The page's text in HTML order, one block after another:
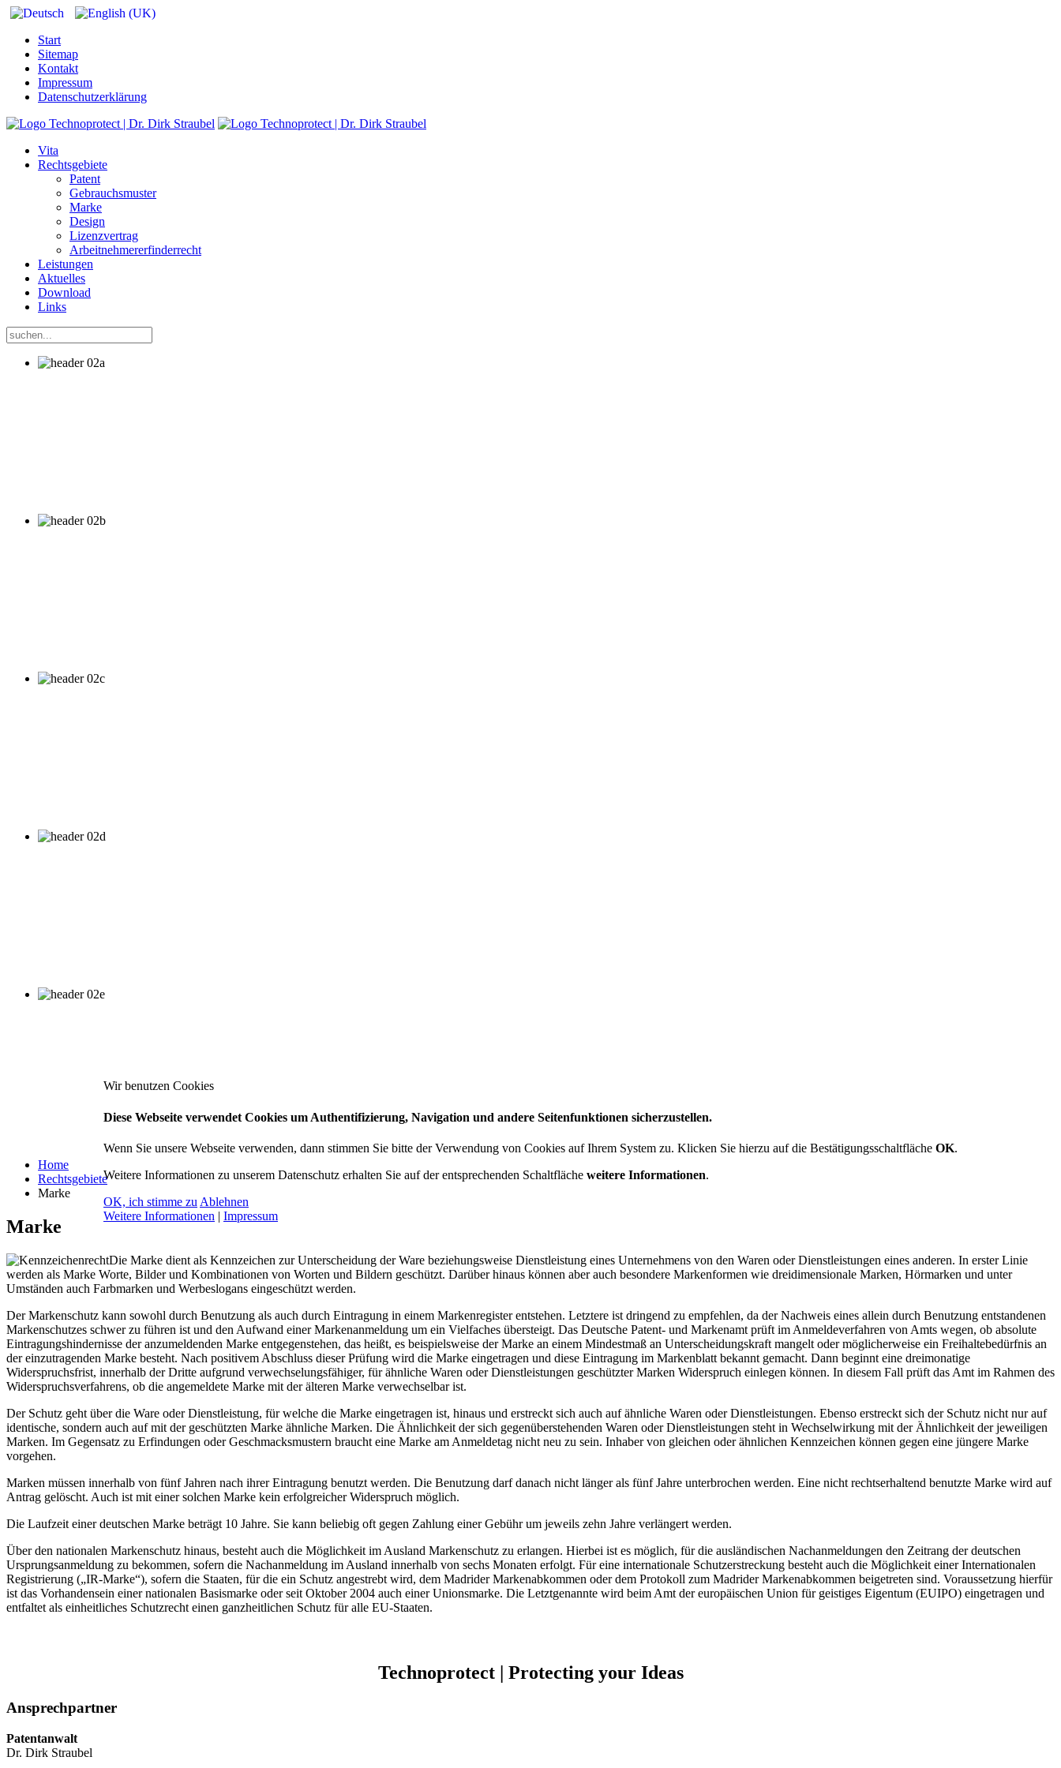
Start
Sitemap
Kontakt
Impressum
Datenschutzerklärung
Vita
Rechtsgebiete
Patent
Gebrauchsmuster
Marke
Design
Lizenzvertrag
Arbeitnehmererfinderrecht
Leistungen
Aktuelles
Download
Links
Home
Rechtsgebiete
Marke
Marke
Die Marke dient als Kennzeichen zur Unterscheidung der Ware beziehungsweise Dienstleistung eines Unternehmens von den Waren oder Dienstleistungen eines anderen. In erster Linie
werden als Marke Worte, Bilder und Kombinationen von Worten und Bildern geschützt. Darüber hinaus können aber auch besondere Markenformen wie dreidimensionale Marken, Hörmarken und unter
Umständen auch Farbmarken und Werbeslogans eingeschützt werden.
Der Markenschutz kann sowohl durch Benutzung als auch durch Eintragung in einem Markenregister entstehen. Letztere ist dringend zu empfehlen, da der Nachweis eines allein durch Benutzung entstandenen
Markenschutzes schwer zu führen ist und den Aufwand einer Markenanmeldung um ein Vielfaches übersteigt. Das Deutsche Patent- und Markenamt prüft im Anmeldeverfahren von Amts wegen, ob absolute
Eintragungshindernisse der anzumeldenden Marke entgegenstehen, das heißt, es beispielsweise der Marke an einem Mindestmaß an Unterscheidungskraft mangelt oder möglicherweise ein Freihaltebedürfnis an
der einzutragenden Marke besteht. Nach positivem Abschluss dieser Prüfung wird die Marke eingetragen und diese Eintragung im Markenblatt bekannt gemacht. Dann beginnt eine dreimonatige
Widerspruchsfrist, innerhalb der Dritte aufgrund verwechselungsfähiger, für ähnliche Waren oder Dienstleistungen geschützter Marken Widerspruch einlegen können. In diesem Fall prüft das Amt im Rahmen des
Widerspruchsverfahrens, ob die angemeldete Marke mit der älteren Marke verwechselbar ist.
Der Schutz geht über die Ware oder Dienstleistung, für welche die Marke eingetragen ist, hinaus und erstreckt sich auch auf ähnliche Waren oder Dienstleistungen. Ebenso erstreckt sich der Schutz nicht nur auf
identische, sondern auch auf mit der geschützten Marke ähnliche Marken. Die Ähnlichkeit der sich gegenüberstehenden Waren oder Dienstleistungen steht in Wechselwirkung mit der Ähnlichkeit der jeweiligen
Marken. Im Gegensatz zu Erfindungen oder Geschmacksmustern braucht eine Marke am Anmeldetag nicht neu zu sein. Inhaber von gleichen oder ähnlichen Kennzeichen können gegen eine jüngere Marke
vorgehen.
Marken müssen innerhalb von fünf Jahren nach ihrer Eintragung benutzt werden. Die Benutzung darf danach nicht länger als fünf Jahre unterbrochen werden. Eine nicht rechtserhaltend benutzte Marke wird auf
Antrag gelöscht. Auch ist mit einer solchen Marke kein erfolgreicher Widerspruch möglich.
Die Laufzeit einer deutschen Marke beträgt 10 Jahre. Sie kann beliebig oft gegen Zahlung einer Gebühr um jeweils zehn Jahre verlängert werden.
Über den nationalen Markenschutz hinaus, besteht auch die Möglichkeit im Ausland Markenschutz zu erlangen. Hierbei ist es möglich, für die ausländischen Nachanmeldungen den Zeitrang der deutschen
Ursprungsanmeldung zu bekommen, sofern die Nachanmeldung im Ausland innerhalb von sechs Monaten erfolgt. Für eine internationale Schutzerstreckung besteht auch die Möglichkeit einer Internationalen
Registrierung („IR-Marke“), sofern die Staaten, für die ein Schutz angestrebt wird, dem Madrider Markenabkommen oder dem Protokoll zum Madrider Markenabkommen beigetreten sind. Voraussetzung hierfür
ist das Vorhandensein einer nationalen Basismarke oder seit Oktober 2004 auch einer Unionsmarke. Die Letztgenannte wird beim Amt der europäischen Union für geistiges Eigentum (EUIPO) eingetragen und
entfaltet als einheitliches Schutzrecht einen ganzheitlichen Schutz für alle EU-Staaten.
Technoprotect | Protecting your Ideas
Ansprechpartner
Patentanwalt
Dr. Dirk Straubel
Wir benutzen Cookies
Diese Webseite verwendet Cookies um Authentifizierung, Navigation und andere Seitenfunktionen sicherzustellen.
Wenn Sie unsere Webseite verwenden, dann stimmen Sie bitte der Verwendung von Cookies auf Ihrem System zu. Klicken Sie hierzu auf die Bestätigungsschaltfläche OK.
Weitere Informationen zu unserem Datenschutz erhalten Sie auf der entsprechenden Schaltfläche weitere Informationen.
OK, ich stimme zu Ablehnen
Weitere Informationen | Impressum